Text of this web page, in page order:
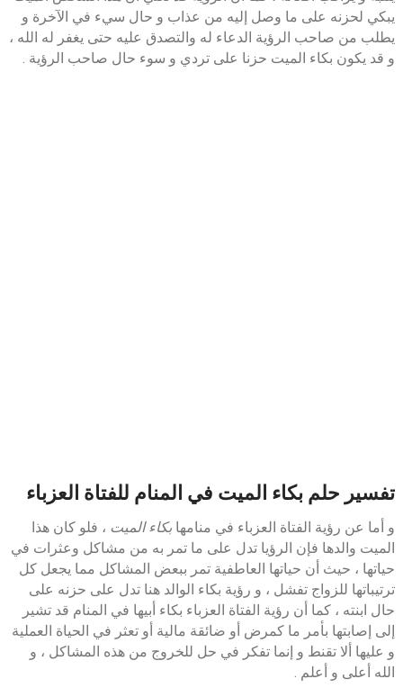
يبكي لحزنه على ما وصل إليه من عذاب و حال سيء في الآخرة و
يطلب من صاحب الرؤية الدعاء له والتصدق عليه حتى يغفر له الله ،
و قد يكون بكاء الميت حزنا على تردي و سوء حال صاحب الرؤية .
تفسير حلم بكاء الميت في المنام للفتاة العزباء
و أما عن رؤية الفتاة العزباء في منامها بكاء الميت ، فلو كان هذا
الميت والدها فإن الرؤيا تدل على ما تمر به من مشاكل وعثرات في
حياتها ، حيث أن حياتها العاطفية تمر ببعض المشاكل مما يجعل كل
ترتيباتها للزواج تفشل ، و رؤية بكاء الوالد هنا تدل على حزنه على
حال ابنته ، كما أن رؤية الفتاة العزباء بكاء أبيها في المنام قد تشير
إلى إصابتها بأمر ما كمرض أو ضائقة مالية أو تعثر في الحياة العملية
و عليها ألا تقنط و إنما تفكر في حل للخروج من هذه المشاكل ، و
الله أعلى و أعلم .